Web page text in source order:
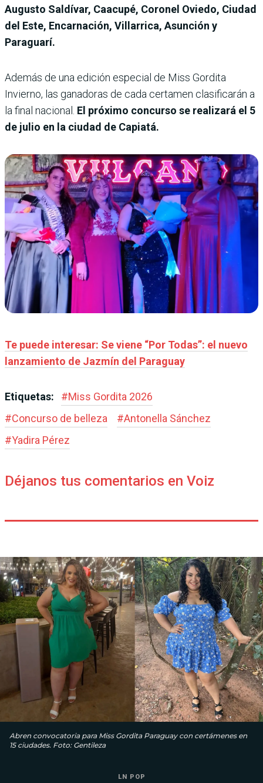
Augusto Saldívar, Caacupé, Coronel Oviedo, Ciudad
del Este, Encarnación, Villarrica, Asunción y
Paraguarí.
Además de una edición especial de Miss Gordita
Invierno, las ganadoras de cada certamen clasificarán a
la final nacional. El próximo concurso se realizará el 5
de julio en la ciudad de Capiatá.
Te puede interesar: Se viene “Por Todas”: el nuevo
lanzamiento de Jazmín del Paraguay
Etiquetas: #Miss Gordita 2026
#Concurso de belleza #Antonella Sánchez
#Yadira Pérez
Déjanos tus comentarios en Voiz
Abren convocatoria para Miss Gordita Paraguay con certámenes en
15 ciudades. Foto: Gentileza
LN POP